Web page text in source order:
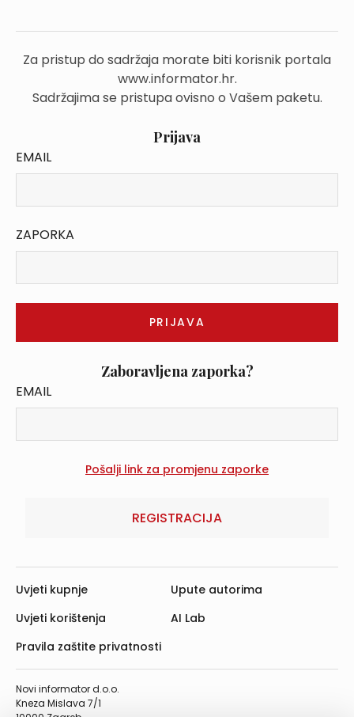
Za pristup do sadržaja morate biti korisnik portala
www.informator.hr.
Sadržajima se pristupa ovisno o Vašem paketu.
Prijava
EMAIL
ZAPORKA
Zaboravljena zaporka?
EMAIL
REGISTRACIJA
Novi informator d.o.o.
Kneza Mislava 7/1
Uvjeti kupnje
Uvjeti korištenja
Pravila zaštite privatnosti
Upute autorima
AI Lab